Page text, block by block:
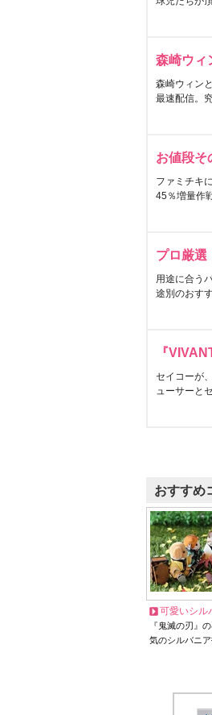
森崎ウィ
森崎ウィン
最速配信。
お値段そ
ファミチキ
45％増量作
プロ厳選
用途に合う
途別のおす
『
セイコーが
ューサーと
おすすめ
可愛いシル
『鬼滅の刃』
気のシルバニ